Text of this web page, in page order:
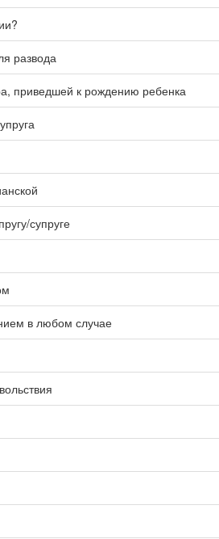
развода
приведшей к рождению ребенка
супруге
в любом случае